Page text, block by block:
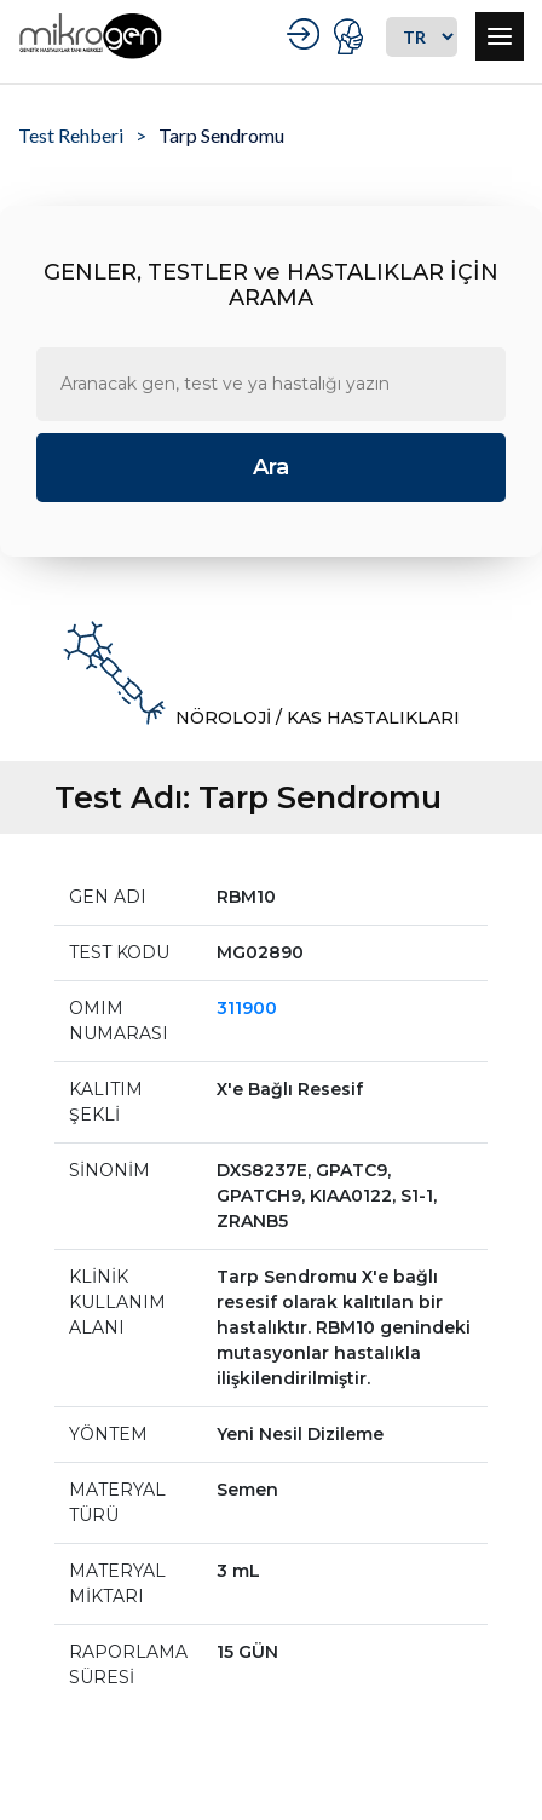
Test Rehberi Tarp Sendromu
GENLER, TESTLER ve HASTALIKLAR İÇİN
ARAMA
NÖROLOJİ / KAS HASTALIKLARI
Test Adı: Tarp Sendromu
GEN ADI RBM10
TEST KODU MG02890
OMIM
NUMARASI
311900
KALITIM
ŞEKLİ
X'e Bağlı Resesif
SİNONİM
DXS8237E, GPATC9,
GPATCH9, KIAA0122, S1-1,
ZRANB5
KLİNİK
KULLANIM
ALANI
Tarp Sendromu X'e bağlı
resesif olarak kalıtılan bir
hastalıktır. RBM10 genindeki
mutasyonlar hastalıkla
ilişkilendirilmiştir.
YÖNTEM Yeni Nesil Dizileme
MATERYAL
TÜRÜ
Semen
MATERYAL
MİKTARI
3 mL
RAPORLAMA
SÜRESİ
15 GÜN